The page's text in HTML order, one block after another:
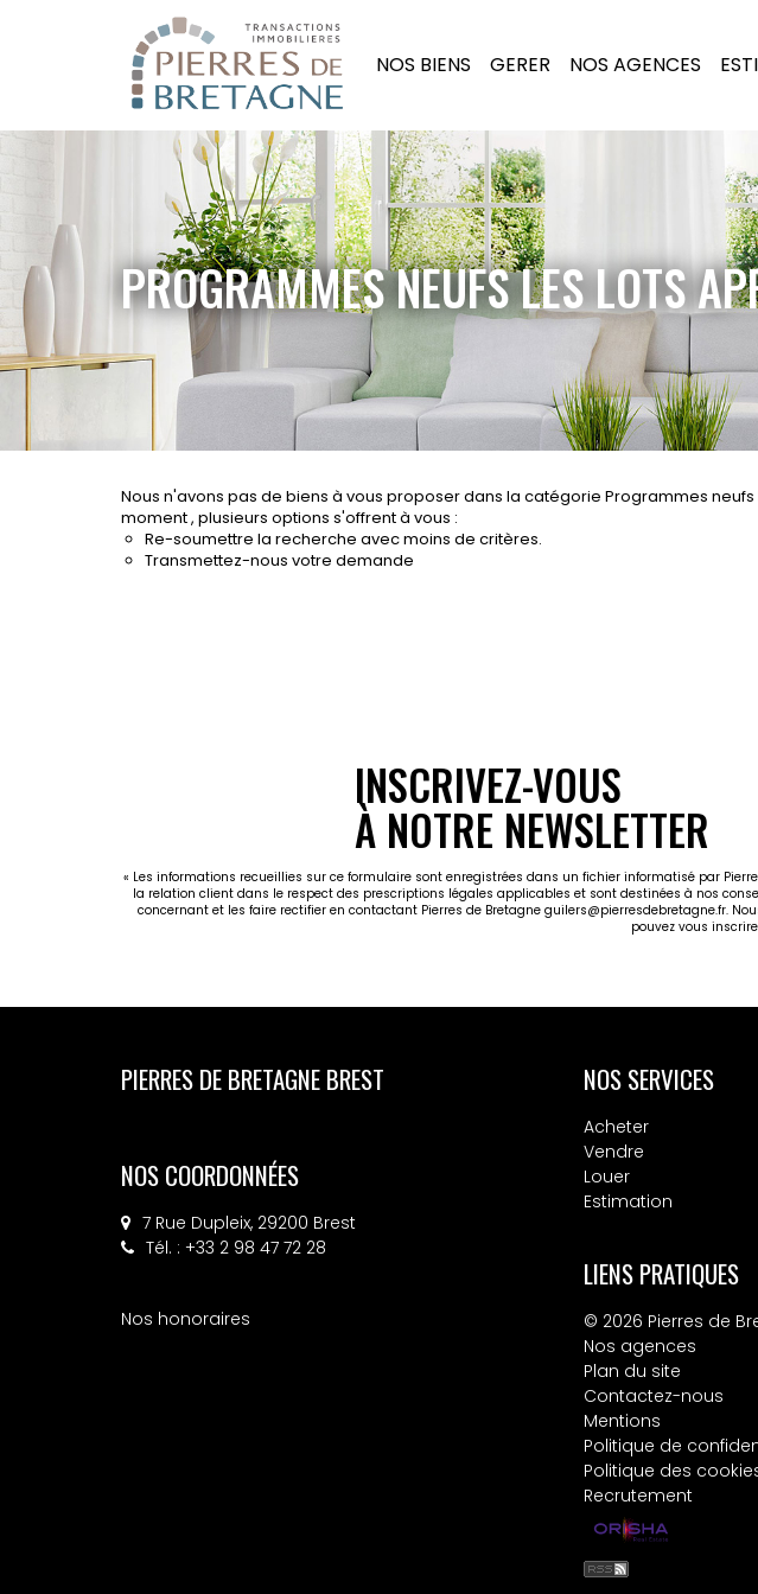
NOS BIENS GERER NOS AGENCES
PROGRAMMES NEUFS LES LOTS
Nous n'avons pas de biens à vous proposer dans la catégorie Programmes neufs
moment , plusieurs options s'offrent à vous :
Re-soumettre la recherche avec moins de critères.
Transmettez-nous votre demande
INSCRIVEZ-VOUS
À NOTRE NEWSLETTER
« Les informations recueillies sur ce formulaire sont enregistrées dans un fichier informatisé par
la relation client dans le respect des prescriptions légales applicables et sont destinées à nos
concernant et les faire rectifier en contactant Pierres de Bretagne guilers@pierresdebretagne.fr.
pouvez vous
PIERRES DE BRETAGNE BREST
NOS COORDONNÉES
7 Rue Dupleix, 29200 Brest
Tél. : +33 2 98 47 72 28
Nos honoraires
NOS SERVICES
Acheter
Vendre
Louer
Estimation
LIENS PRATIQUES
© 2026 Pierres de
Nos agences
Plan du site
Contactez-nous
Mentions
Politique de
Politique des
Recrutement